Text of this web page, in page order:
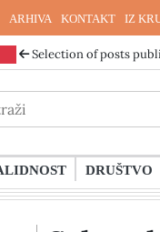
ARHIVA KONTAKT IZ
Selection of posts
DRUŠTVO